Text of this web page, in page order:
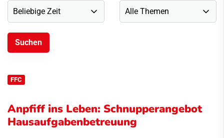
FFC
Anpfiff ins Leben: Schnupperangebot
Hausaufgabenbetreuung